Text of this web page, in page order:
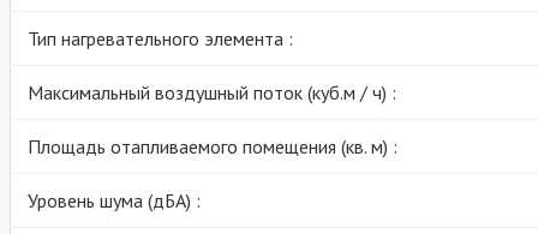
Тип нагревательного элемента :
Максимальный воздушный поток (куб.м / ч) :
Площадь отапливаемого помещения (кв. м) :
Уровень шума (дБА) :